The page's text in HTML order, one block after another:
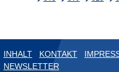
INHALT KONTAKT
NEWSLETTER